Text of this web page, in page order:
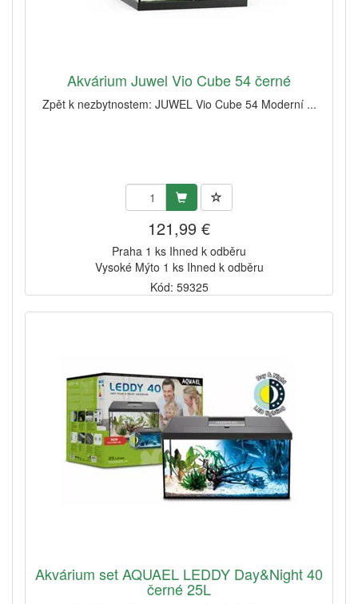
Akvárium Juwel Vio Cube 54 černé
Zpět k nezbytnostem: JUWEL Vio Cube 54 Moderní ...
121,99 €
Praha 1 ks Ihned k odběru
Vysoké Mýto 1 ks Ihned k odběru
Kód: 59325
Akvárium set AQUAEL LEDDY Day&Night 40
černé 25L